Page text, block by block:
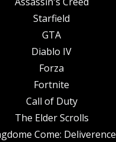
Starfield
GTA
Diablo IV
Forza
Fortnite
Call of Duty
The Elder Scrolls
Come: Deliverence